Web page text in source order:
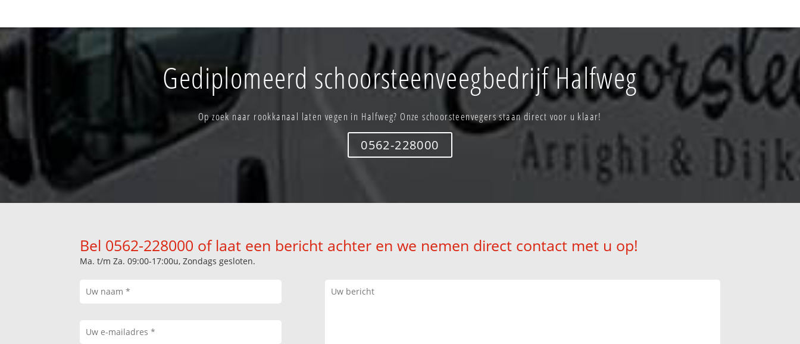
Gediplomeerd schoorsteenveegbedrijf Halfweg
Op zoek naar rookkanaal laten vegen in Halfweg? Onze schoorsteenvegers staan direct voor u klaar!
0562-228000
Bel 0562-228000 of laat een bericht achter en we nemen direct contact met u op!
Ma. t/m Za. 09:00-17:00u, Zondags gesloten.